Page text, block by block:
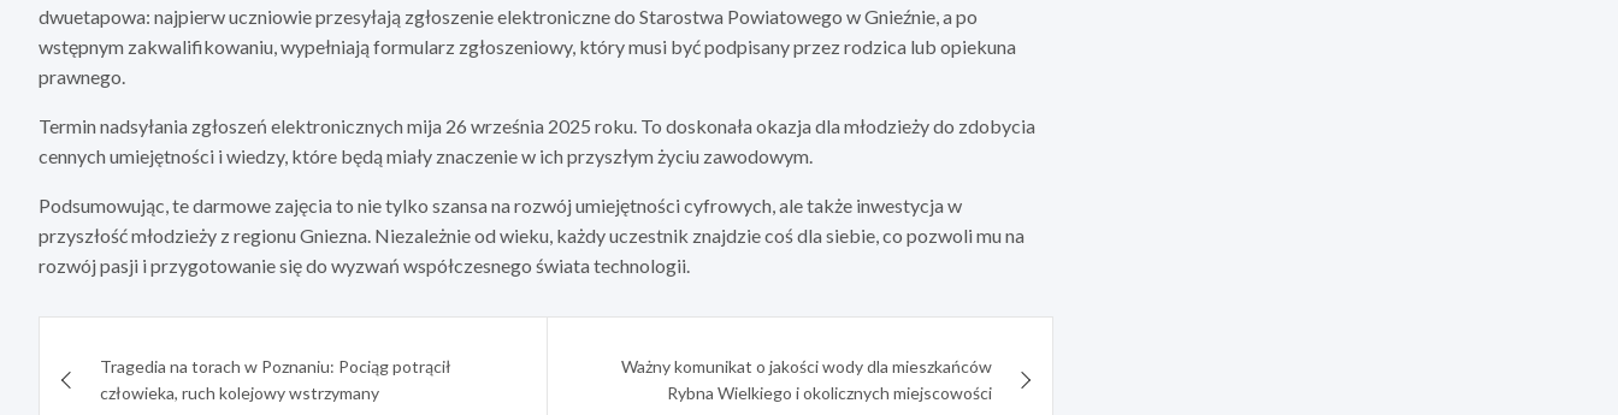
dwuetapowa: najpierw uczniowie przesyłają zgłoszenie elektroniczne do Starostwa Powiatowego w Gnieźnie, a po
wstępnym zakwalifikowaniu, wypełniają formularz zgłoszeniowy, który musi być podpisany przez rodzica lub opiekuna
prawnego.
Termin nadsyłania zgłoszeń elektronicznych mija 26 września 2025 roku. To doskonała okazja dla młodzieży do zdobycia
cennych umiejętności i wiedzy, które będą miały znaczenie w ich przyszłym życiu zawodowym.
Podsumowując, te darmowe zajęcia to nie tylko szansa na rozwój umiejętności cyfrowych, ale także inwestycja w
przyszłość młodzieży z regionu Gniezna. Niezależnie od wieku, każdy uczestnik znajdzie coś dla siebie, co pozwoli mu na
rozwój pasji i przygotowanie się do wyzwań współczesnego świata technologii.
wpisuTragedia na torach w Poznaniu: Pociąg potrącił
człowieka, ruch kolejowy wstrzymany
Ważny komunikat o jakości wody dla mieszkańców
Rybna Wielkiego i okolicznych miejscowości